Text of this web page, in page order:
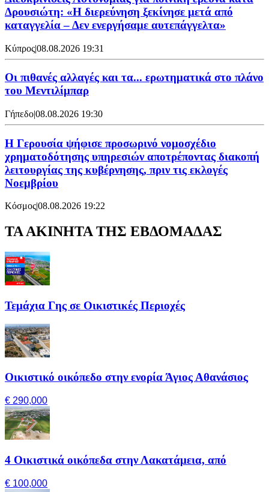
Δρουσιώτη: «Η διερεύνηση ξεκίνησε μετά από
καταγγελία – Δεν ενεργήσαμε αυτεπάγγελτα»
Κύπρος|08.08.2026 19:31
Οι πιθανές αλλαγές και τα... ερωτηματικά στο πλάνο
του Μεντιλίμπαρ
Γήπεδο|08.08.2026 19:30
Η Γερουσία ψήφισε προσωρινό νομοσχέδιο
χρηματοδότησης υπηρεσιών αποτρέποντας διακοπή
λειτουργίας της κυβέρνησης, πριν τις εκλογές
Νοεμβρίου
Κόσμος|08.08.2026 19:22
ΤΑ ΑΚΙΝΗΤΑ ΤΗΣ ΕΒΔΟΜΑΔΑΣ
Τεμάχια Γης σε Οικιστικές Περιοχές
Οικιστικό οικόπεδο στην ενορία Άγιος Αθανάσιος
€ 290,000
4 Οικιστικά οικόπεδα στην Λακατάμεια, από
€ 100,000